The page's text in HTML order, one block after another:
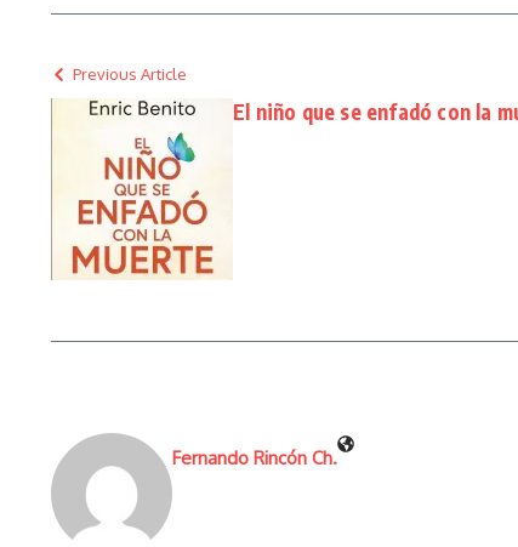
Previous Article
El niño que se enfadó con la
Fernando Rincón Ch.